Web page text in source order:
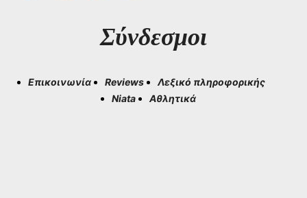
Σύνδεσμοι
Επικοινωνία Reviews
Λεξικό πληροφορικής
Niata
Αθλητικά